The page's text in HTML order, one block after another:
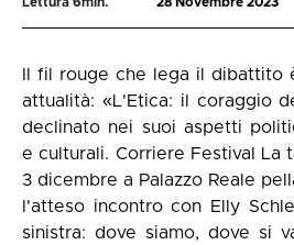
Il fil rouge che lega il dibattito
attualità: «L'Etica: il coraggio
declinato nei suoi aspetti
e culturali. Corriere Festival La
3 dicembre a Palazzo Reale
l'atteso incontro con Elly
sinistra: dove siamo, dove si